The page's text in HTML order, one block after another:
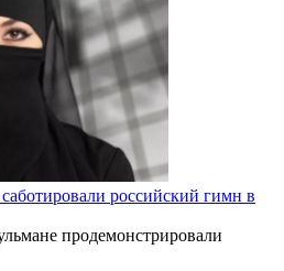
российский гимн в
продемонстрировали